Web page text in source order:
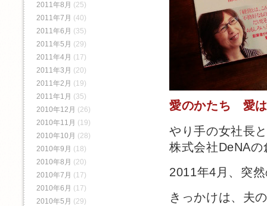
愛のかたち 愛
やり手の女社長
株式会社DeNA
2011年4月、突
きっかけは、夫
2011年8月 (25)
2011年7月 (40)
2011年6月 (35)
2011年5月 (29)
2011年4月 (17)
2011年3月 (20)
2011年2月 (19)
2011年1月 (35)
2010年12月 (26)
2010年11月 (19)
2010年10月 (28)
2010年9月 (18)
2010年8月 (20)
2010年7月 (17)
2010年6月 (17)
2010年5月 (29)